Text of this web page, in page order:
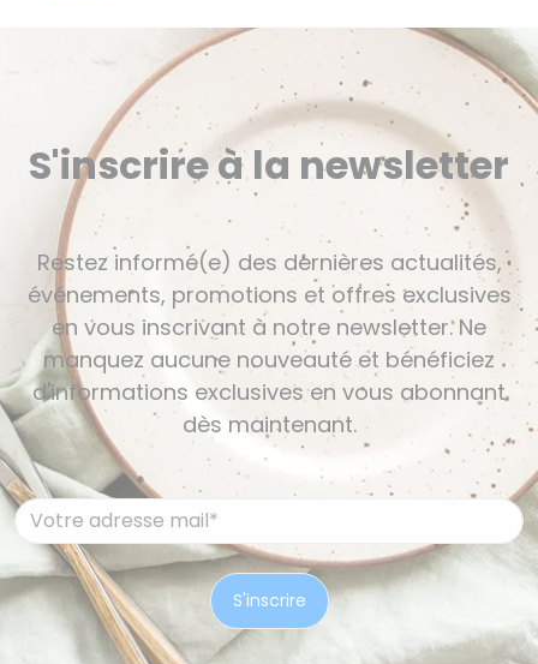
S'inscrire à la newsletter
Restez informé(e) des dernières actualités,
événements, promotions et offres exclusives
en vous inscrivant à notre newsletter. Ne
manquez aucune nouveauté et bénéficiez
d'informations exclusives en vous abonnant
dès maintenant.